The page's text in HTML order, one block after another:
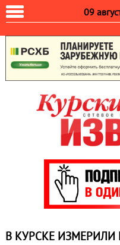
09
В КУРСКЕ